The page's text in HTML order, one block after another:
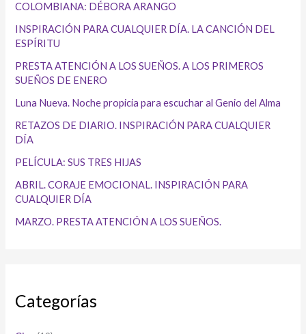
COLOMBIANA: DÉBORA ARANGO
INSPIRACIÓN PARA CUALQUIER DÍA. LA CANCIÓN DEL
ESPÍRITU
PRESTA ATENCIÓN A LOS SUEÑOS. A LOS PRIMEROS
SUEÑOS DE ENERO
Luna Nueva. Noche propicia para escuchar al Genio del Alma
RETAZOS DE DIARIO. INSPIRACIÓN PARA CUALQUIER
DÍA
PELÍCULA: SUS TRES HIJAS
ABRIL. CORAJE EMOCIONAL. INSPIRACIÓN PARA
CUALQUIER DÍA
MARZO. PRESTA ATENCIÓN A LOS SUEÑOS.
Categorías